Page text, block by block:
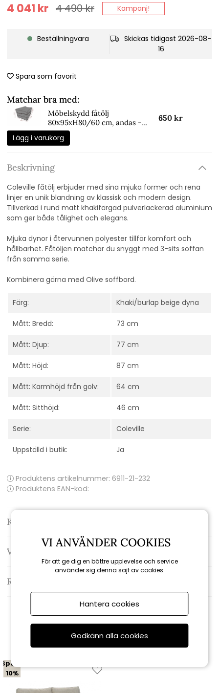
4 490kr
4 041 kr Kampanj!
Beställningvara
Skickas tidigast 2026-08-
16
Spara som favorit
Matchar bra med:
Möbelskydd fåtölj
80x95xH80/60 cm, andas -
svart
650 kr
Lägg i varukorg
Beskrivning
Coleville fåtölj erbjuder med sina mjuka former och rena
linjer en unik blandning av klassisk och modern design.
Tillverkad i rund matt khakifärgad pulverlackerad aluminium
som ger både tålighet och elegans.
Mjuka dynor i återvunnen polyester tillför komfort och
hållbarhet. Fåtöljen matchar du snyggt med 3-sits soffan
från samma serie.
Kombinera gärna med Olive soffbord.
Färg: Khaki/burlap beige dyna
Mått: Bredd: 73 cm
Mått: Djup: 77 cm
Mått: Höjd: 87 cm
Mått: Karmhöjd från golv: 64 cm
Mått: Sitthöjd: 46 cm
Serie: Coleville
Uppställd i butik: Ja
Produktens artikelnummer: 6911-21-232
Produktens EAN-kod:
Kontakta oss
Varumärke: Brafab
Recensioner
Relaterade produkter
Spara
10%
VI ANVÄNDER COOKIES
För att ge dig en bättre upplevelse och service
använder sig denna sajt av cookies.
Hantera cookies
Godkänn alla cookies